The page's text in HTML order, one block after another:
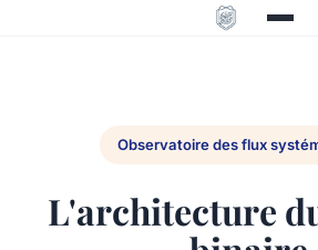
Observatoire des flux
L'architecture